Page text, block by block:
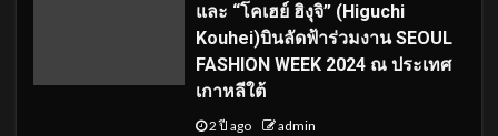
และ “โคเฮย์ ฮิงุจิ” (Higuchi
Kouhei)บินลัดฟ้าร่วมงาน SEOUL
FASHION WEEK 2024 ณ ประเทศ
เกาหลีใต้
2 ปี ago admin